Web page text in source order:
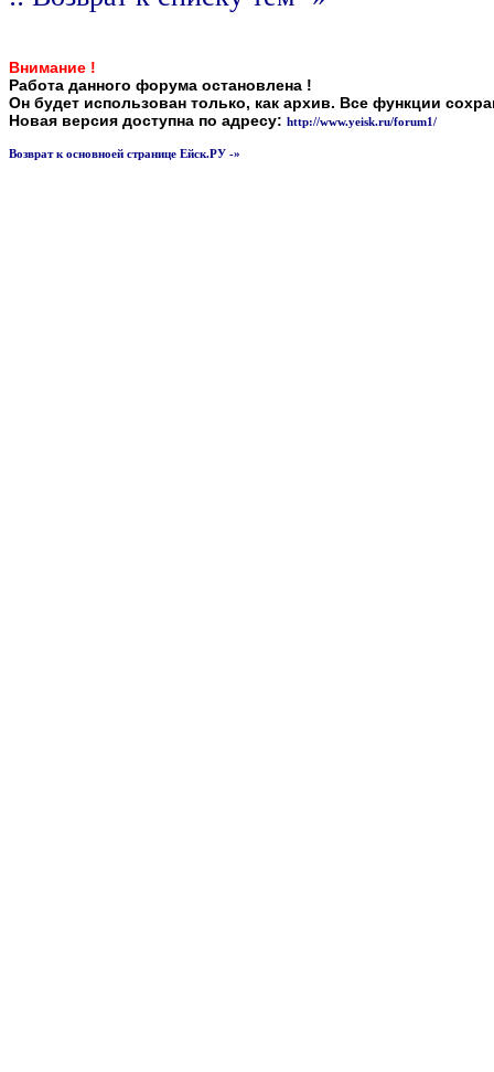
Внимание !
Работа данного форума остановлена !
Он будет использован только, как архив. Все функции
Новая версия доступна по адресу: http://www.yeisk.ru/forum1/
Возврат к основноей странице Ейск.РУ -»